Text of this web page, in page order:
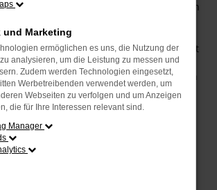
des Herstellers liegt. Natürlich
einen Kleinwagen und ebenso
wir Sie in größere und
bis hin zum SUV steigen. Selbst
Antriebe wird durch einen Hyundai
sodass Sie rundum umweltfreundlich
fahren können.
und Marketing
ermöglichen es uns, die Nutzung der
analysieren, um die Leistung zu messen und
Zudem werden Technologien eingesetzt,
Werbetreibenden verwendet werden, um
Webseiten zu verfolgen und um Anzeigen
die für Ihre Interessen relevant sind.
Manager